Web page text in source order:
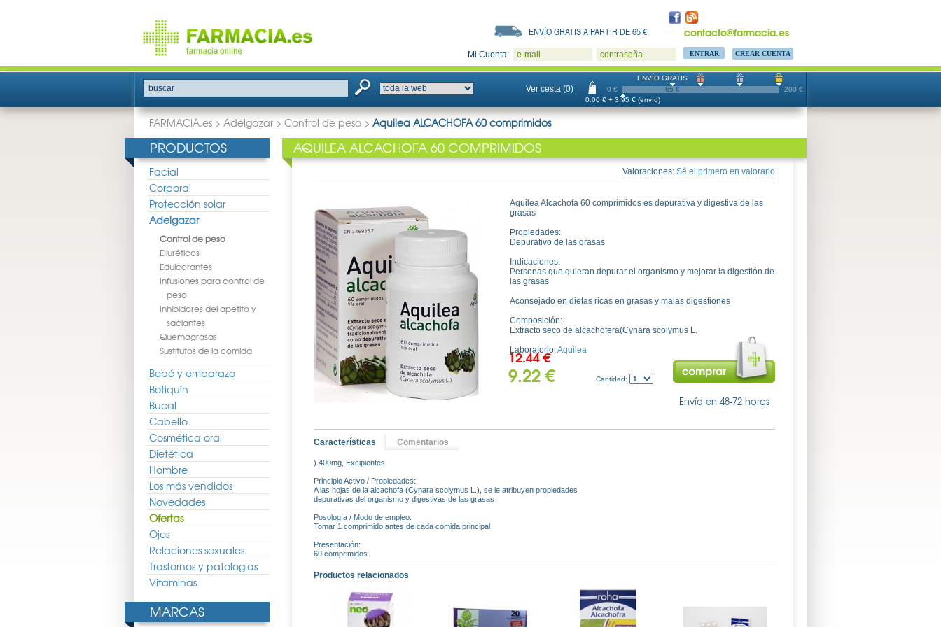
contacto@farmacia.es
ENVÍO GRATIS A PARTIR DE 65 €
Mi Cuenta: e-mail contraseña CREAR CUENTA
buscar Ver cesta (0) 0 € 200 €
ENVÍO GRATIS
65 €
0.00 € + 3.95 € (envío)
FARMACIA.es > Adelgazar > Control de peso > Aquilea ALCACHOFA 60 comprimidos
PRODUCTOS
Facial
Corporal
Protección solar
Adelgazar
Control de peso
Diuréticos
Edulcorantes
Infusiones para control de
peso
Inhibidores del apetito y
saciantes
Quemagrasas
Sustitutos de la comida
Bebé y embarazo
Botiquín
Bucal
Cabello
Cosmética oral
Dietética
Hombre
Los más vendidos
Novedades
Ofertas
Ojos
Relaciones sexuales
Trastornos y patologias
Vitaminas
MARCAS
AQUILEA ALCACHOFA 60 COMPRIMIDOS
Valoraciones: Sé el primero en valorarlo
Aquilea Alcachofa 60 comprimidos es depurativa y digestiva de las
grasas
Propiedades:
Depurativo de las grasas
Indicaciones:
Personas que quieran depurar el organismo y mejorar la digestión de
las grasas
Aconsejado en dietas ricas en grasas y malas digestiones
Composición:
Extracto seco de alcachofera(Cynara scolymus L.
Laboratorio:Aquilea
12.44 €
9.22 € Cantidad:
Envío en 48-72 horas
Características Comentarios
) 400mg, Excipientes
Principio Activo / Propiedades:
A las hojas de la alcachofa (Cynara scolymus L.), se le atribuyen propiedades
depurativas del organismo y digestivas de las grasas
Posología / Modo de empleo:
Tomar 1 comprimido antes de cada comida principal
Presentación:
60 comprimidos
Productos relacionados